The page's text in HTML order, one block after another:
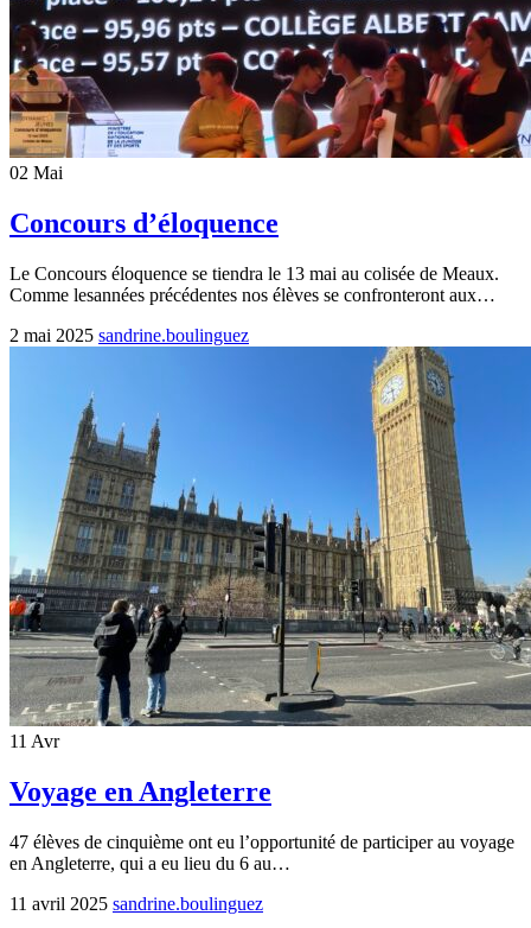
02 Mai
Concours d’éloquence
Le Concours éloquence se tiendra le 13 mai au colisée de Meaux.
Comme lesannées précédentes nos élèves se confronteront aux…
2 mai 2025 sandrine.boulinguez
11 Avr
Voyage en Angleterre
47 élèves de cinquième ont eu l’opportunité de participer au voyage
en Angleterre, qui a eu lieu du 6 au…
11 avril 2025 sandrine.boulinguez